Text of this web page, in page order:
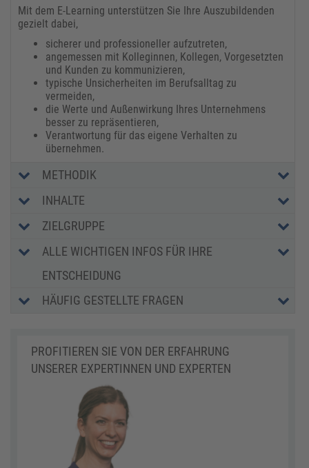
Mit dem E-Learning unterstützen Sie Ihre Auszubildenden
gezielt dabei,
sicherer und professioneller aufzutreten,
angemessen mit Kolleginnen, Kollegen, Vorgesetzten
und Kunden zu kommunizieren,
typische Unsicherheiten im Berufsalltag zu
vermeiden,
die Werte und Außenwirkung Ihres Unternehmens
besser zu repräsentieren,
Verantwortung für das eigene Verhalten zu
übernehmen.
METHODIK
INHALTE
ZIELGRUPPE
ALLE WICHTIGEN INFOS FÜR IHRE
ENTSCHEIDUNG
HÄUFIG GESTELLTE FRAGEN
PROFITIEREN SIE VON DER ERFAHRUNG
UNSERER EXPERTINNEN UND EXPERTEN